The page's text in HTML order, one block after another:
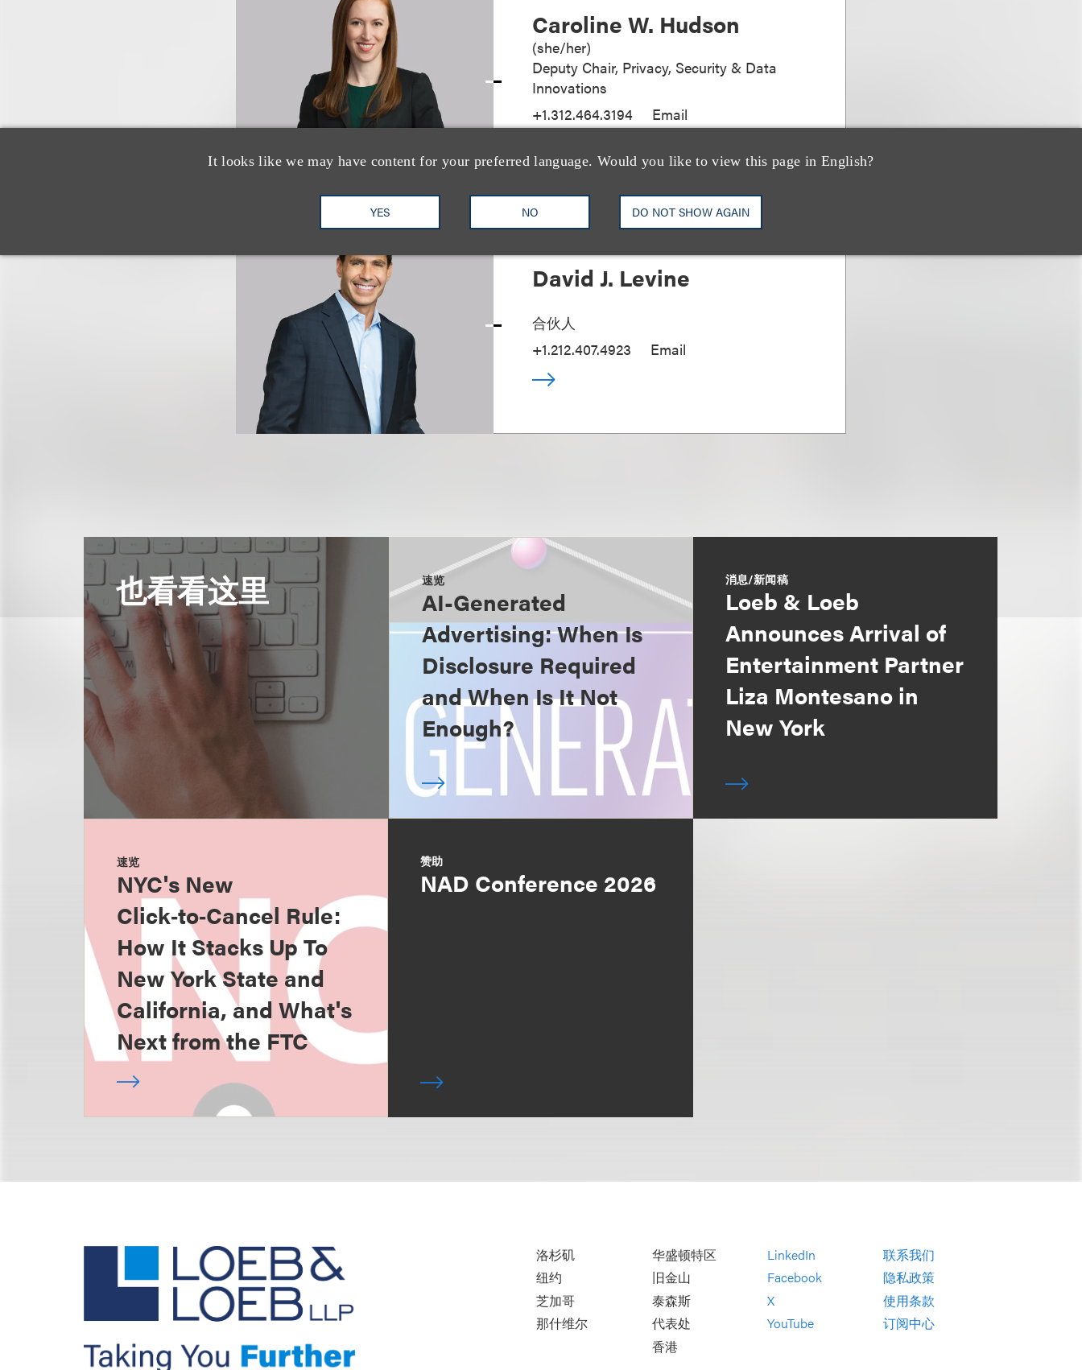
It looks like we may have content for your preferred language. Would you like to view this page in English?
YES NO DO NOT SHOW AGAIN
Caroline W. Hudson
(she/her)
Deputy Chair, Privacy, Security & Data
Innovations
+1.312.464.3194
Email
David J. Levine
合伙人
+1.212.407.4923
Email
也看看这里 速览
AI-Generated
Advertising: When Is
Disclosure Required
and When Is It Not
Enough?
消息/新闻稿
Loeb & Loeb
Announces Arrival of
Entertainment Partner
Liza Montesano in
New York
速览
NYC's New
Click‑to‑Cancel Rule:
How It Stacks Up To
New York State and
California, and What's
Next from the FTC
赞助
NAD Conference 2026
洛杉矶
纽约
芝加哥
那什维尔
华盛顿特区
旧金山
泰森斯
代表处
香港
LinkedIn
Facebook
X
YouTube
联系我们
隐私政策
使用条款
订阅中心